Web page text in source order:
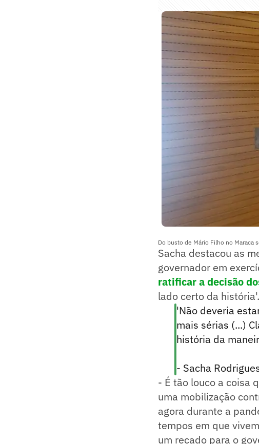
Do busto de Mário Filho no Maraca
Sacha destacou as
governador em
ratificar a decisão
lado certo da história'.
'Não deveria
mais sérias (...)
história da
- Sacha
- É tão louco a coisa
uma mobilização
agora durante a
tempos em que
um recado para o